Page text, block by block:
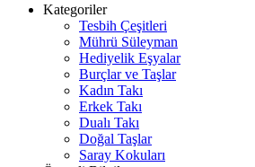
Kategoriler
Tesbih Çeşitleri
Mührü Süleyman
Hediyelik Eşyalar
Burçlar ve Taşlar
Kadın Takı
Erkek Takı
Dualı Takı
Doğal Taşlar
Saray Kokuları